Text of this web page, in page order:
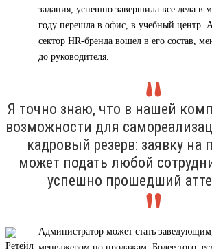
задания, успешно завершила все дела в
году перешла в офис, в учебный центр.
сектор HR-бренда вошел в его состав,
до руководителя.
Я точно знаю, что в нашей
возможности для
кадровый резерв: заявку
может подать любой
успешно прошедший
Администратор может стать